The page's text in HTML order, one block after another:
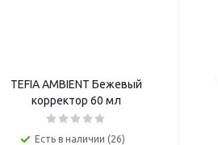
TEFIA AMBIENT Бежевый
корректор 60 мл
Есть в наличии (26)